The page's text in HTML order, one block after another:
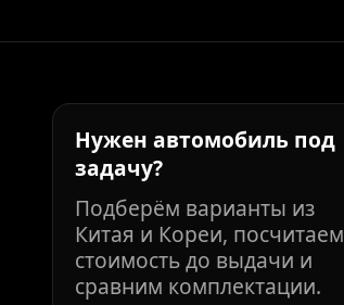
Нужен автомобиль под
задачу?
Подберём варианты из
Китая и Кореи, посчитаем
стоимость до выдачи и
сравним комплектации.